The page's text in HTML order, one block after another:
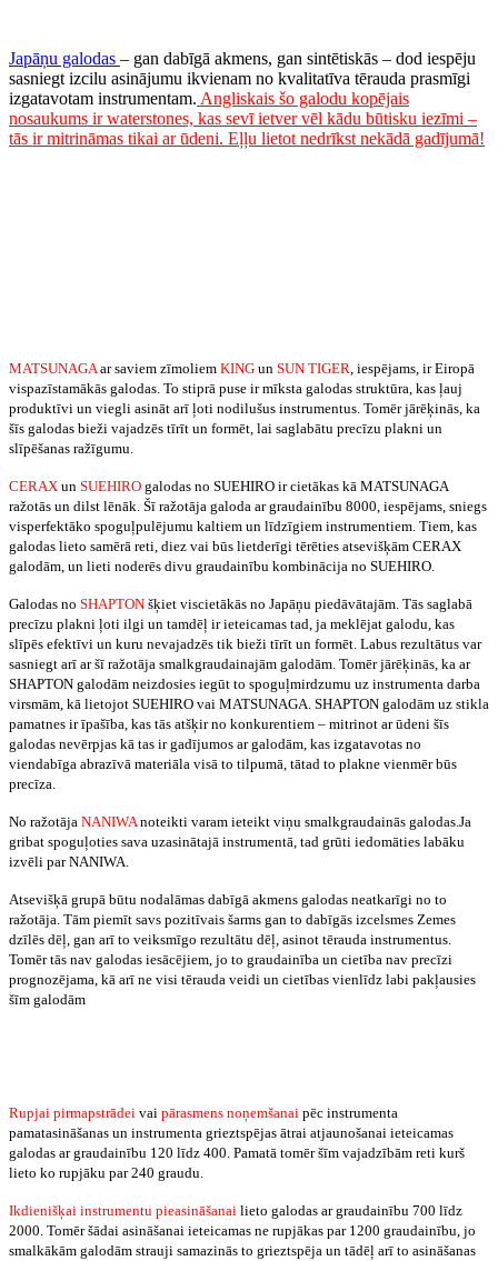
Japāņu galodas – gan dabīgā akmens, gan sintētiskās – dod iespēju
sasniegt izcilu asinājumu ikvienam no kvalitatīva tērauda prasmīgi
izgatavotam instrumentam. Angliskais šo galodu kopējais
nosaukums ir waterstones, kas sevī ietver vēl kādu būtisku iezīmi –
tās ir mitrināmas tikai ar ūdeni. Eļļu lietot nedrīkst nekādā gadījumā!
MATSUNAGAar saviem zīmoliem KING un SUN TIGER, iespējams, ir Eiropā
vispazīstamākās galodas. To stiprā puse ir mīksta galodas struktūra, kas ļauj
produktīvi un viegli asināt arī ļoti nodilušus instrumentus. Tomēr jārēķinās, ka
šīs galodas bieži vajadzēs tīrīt un formēt, lai saglabātu precīzu plakni un
slīpēšanas ražīgumu.
CERAX un SUEHIRO galodas no SUEHIRO ir cietākas kā MATSUNAGA
ražotās un dilst lēnāk. Šī ražotāja galoda ar graudainību 8000, iespējams, sniegs
visperfektāko spoguļpulējumu kaltiem un līdzīgiem instrumentiem. Tiem, kas
galodas lieto samērā reti, diez vai būs lietderīgi tērēties atsevišķām CERAX
galodām, un lieti noderēs divu graudainību kombinācija no SUEHIRO.
Galodas no SHAPTON šķiet viscietākās no Japāņu piedāvātajām. Tās saglabā
precīzu plakni ļoti ilgi un tamdēļ ir ieteicamas tad, ja meklējat galodu, kas
slīpēs efektīvi un kuru nevajadzēs tik bieži tīrīt un formēt. Labus rezultātus var
sasniegt arī ar šī ražotāja smalkgraudainajām galodām. Tomēr jārēķinās, ka ar
SHAPTON galodām neizdosies iegūt to spoguļmirdzumu uz instrumenta darba
virsmām, kā lietojot SUEHIRO vai MATSUNAGA. SHAPTON galodām uz stikla
pamatnes ir īpašība, kas tās atšķir no konkurentiem – mitrinot ar ūdeni šīs
galodas nevērpjas kā tas ir gadījumos ar galodām, kas izgatavotas no
viendabīga abrazīvā materiāla visā to tilpumā, tātad to plakne vienmēr būs
precīza.
No ražotāja NANIWAnoteikti varam ieteikt viņu smalkgraudainās galodas.Ja
gribat spoguļoties sava uzasinātajā instrumentā, tad grūti iedomāties labāku
izvēli par NANIWA.
Atsevišķā grupā būtu nodalāmas dabīgā akmens galodas neatkarīgi no to
ražotāja. Tām piemīt savs pozitīvais šarms gan to dabīgās izcelsmes Zemes
dzīlēs dēļ, gan arī to veiksmīgo rezultātu dēļ, asinot tērauda instrumentus.
Tomēr tās nav galodas iesācējiem, jo to graudainība un cietība nav precīzi
prognozējama, kā arī ne visi tērauda veidi un cietības vienlīdz labi pakļausies
šīm galodām
Rupjai pirmapstrādei vai pārasmens noņemšanai pēc instrumenta
pamatasināšanas un instrumenta grieztspējas ātrai atjaunošanai ieteicamas
galodas ar graudainību 120 līdz 400. Pamatā tomēr šīm vajadzībām reti kurš
lieto ko rupjāku par 240 graudu.
Ikdienišķai instrumentu pieasināšanai lieto galodas ar graudainību 700 līdz
2000. Tomēr šādai asināšanai ieteicamas ne rupjākas par 1200 graudainību, jo
smalkākām galodām strauji samazinās to grieztspēja un tādēļ arī to asināšanas